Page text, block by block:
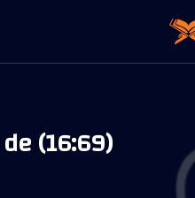
(16:69)